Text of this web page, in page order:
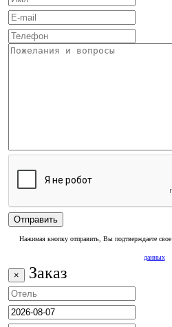
Нажимая кнопку отправить, Вы подтверждаете свое
данных
× Заказ